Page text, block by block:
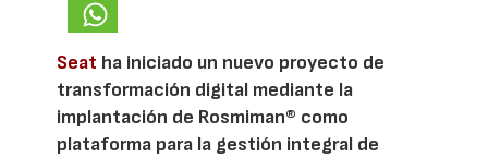
Seat ha iniciado un nuevo proyecto de
transformación digital mediante la
implantación de Rosmiman® como
plataforma para la gestión integral de